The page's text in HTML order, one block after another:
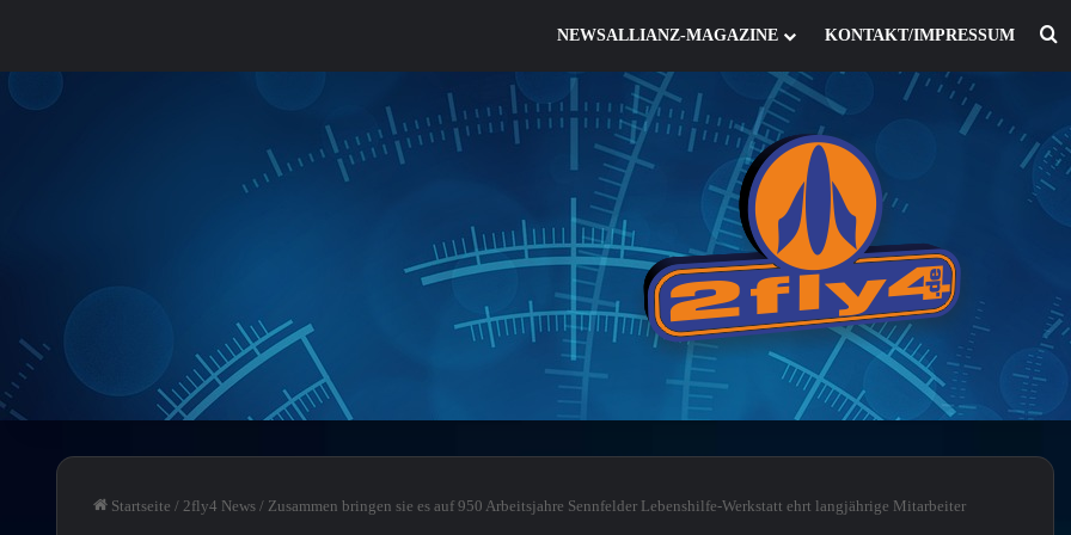
NEWSALLIANZ-MAGAZINE KONTAKT/IMPRESSUM
Startseite / 2fly4 News / Zusammen bringen sie es auf 950 Arbeitsjahre Sennfelder Lebenshilfe-Werkstatt ehrt langjährige Mitarbeiter